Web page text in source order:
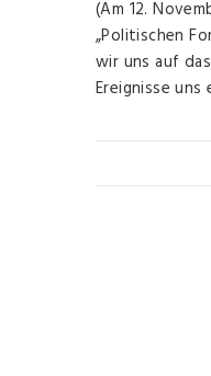
(Am 12.
„Politischen
wir uns auf
Ereignisse